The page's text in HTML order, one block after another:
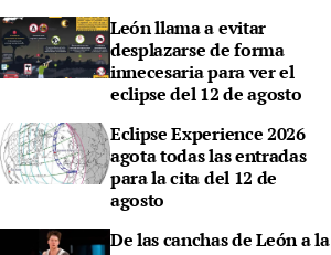
León llama a evitar
desplazarse de forma
innecesaria para ver el
eclipse del 12 de agosto
Eclipse Experience 2026
agota todas las entradas
para la cita del 12 de
agosto
De las canchas de León a la